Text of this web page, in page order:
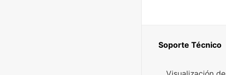
Soporte Técnico